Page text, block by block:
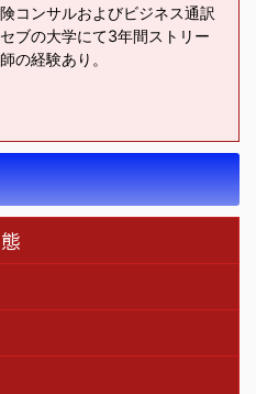
コンサルおよびビジネス通訳
ブの大学にて3年間ストリー
の経験あり。